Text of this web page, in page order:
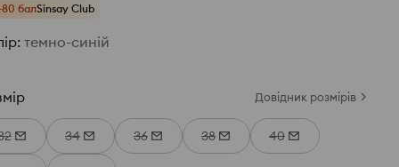
балSinsay Club
: темно-синій
Довідник розмірів
34 36 38 40